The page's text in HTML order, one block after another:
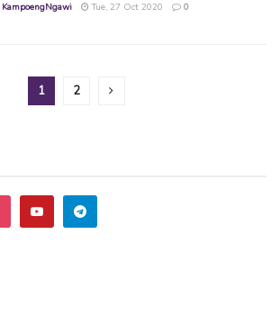
KampoengNgawi Tue, 27 Oct 2020 0
1 2